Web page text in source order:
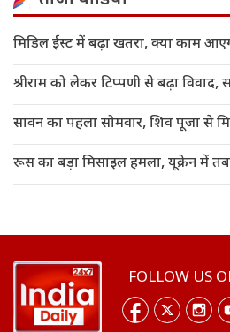
मिडिल ईस्ट में बढ़ा खतरा, क्या काम
श्रीराम को लेकर टिप्पणी से बढ़ा विवाद,
सावन का पहला सोमवार, शिव पूजा से
रूस का बड़ा मिसाइल हमला, यूक्रेन में
FOLLOW US